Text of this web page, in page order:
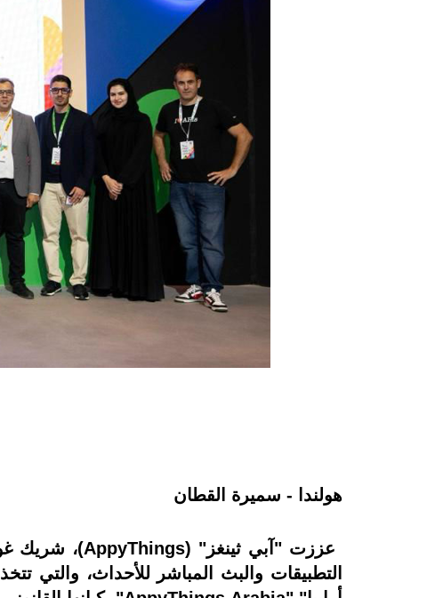
هولندا - سميرة القطان
التطبيقات والبث المباشر للأحداث، والتي